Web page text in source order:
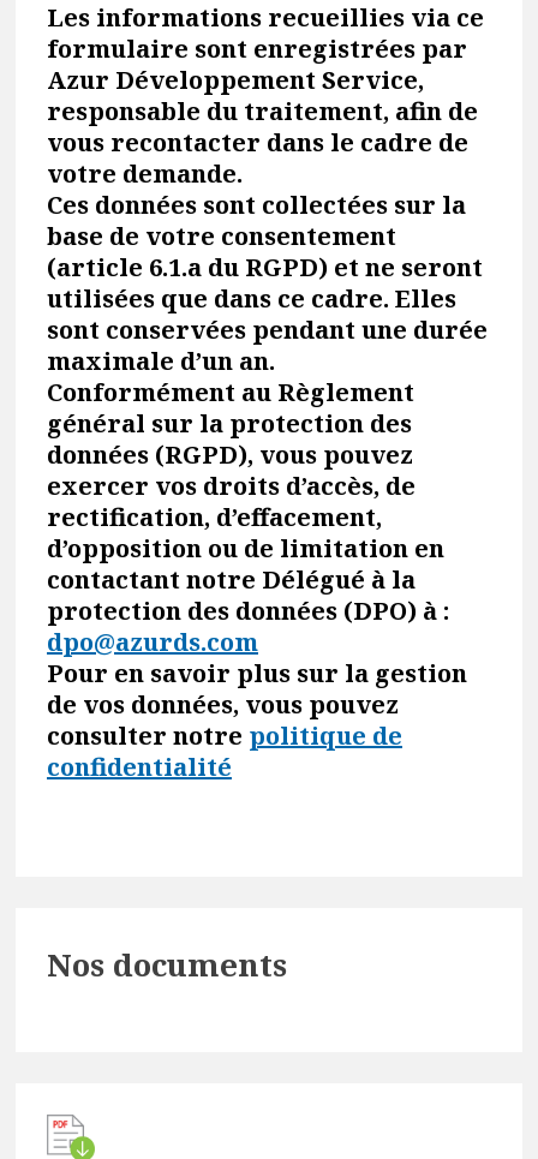
Les informations recueillies via ce
formulaire sont enregistrées par
Azur Développement Service,
responsable du traitement, afin de
vous recontacter dans le cadre de
votre demande.
Ces données sont collectées sur la
base de votre consentement
(article 6.1.a du RGPD) et ne seront
utilisées que dans ce cadre. Elles
sont conservées pendant une durée
maximale d’un an.
Conformément au Règlement
général sur la protection des
données (RGPD), vous pouvez
exercer vos droits d’accès, de
rectification, d’effacement,
d’opposition ou de limitation en
contactant notre Délégué à la
protection des données (DPO) à :
dpo@azurds.com
Pour en savoir plus sur la gestion
de vos données, vous pouvez
consulter notre politique de
confidentialité
Sidebar
Nos documents